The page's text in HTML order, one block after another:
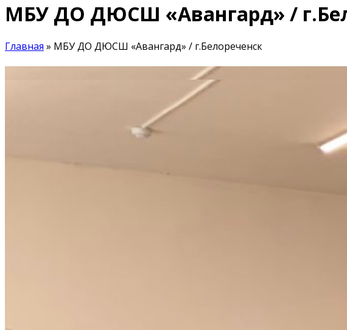
МБУ ДО ДЮСШ «Авангард» /
Главная » МБУ ДО ДЮСШ «Авангард» / г.Белореченск